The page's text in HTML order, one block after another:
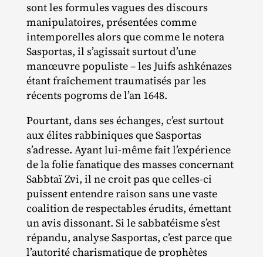
sont les formules vagues des discours
manipulatoires, présentées comme
intemporelles alors que comme le notera
Sasportas, il s’agissait surtout d’une
manœuvre populiste – les Juifs ashkénazes
étant fraîchement traumatisés par les
récents pogroms de l’an 1648.
Pourtant, dans ses échanges, c’est surtout
aux élites rabbiniques que Sasportas
s’adresse. Ayant lui‐​même fait l’expérience
de la folie fanatique des masses concernant
Sabbtaï Zvi, il ne croit pas que celles‐​ci
puissent entendre raison sans une vaste
coalition de respectables érudits, émettant
un avis dissonant. Si le sabbatéisme s’est
répandu, analyse Sasportas, c’est parce que
l’autorité charismatique de prophètes